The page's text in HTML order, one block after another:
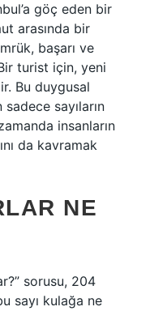
göç eden bir
arasında bir
başarı ve
Bir turist için, yeni
Bu duygusal
sayıların
insanların
da kavramak
NE
sorusu, 204
sayı kulağa ne